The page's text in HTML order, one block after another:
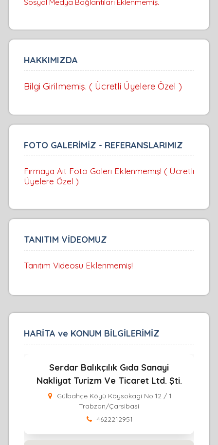
Sosyal Medya Bağlantıları Eklenmemiş.
HAKKIMIZDA
Bilgi Girilmemiş. ( Ücretli Üyelere Özel )
FOTO GALERİMİZ - REFERANSLARIMIZ
Firmaya Ait Foto Galeri Eklenmemiş! ( Ücretli
Üyelere Özel )
TANITIM VİDEOMUZ
Tanıtım Videosu Eklenmemiş!
HARİTA ve KONUM BİLGİLERİMİZ
Serdar Balıkçılık Gıda Sanayi
Nakliyat Turizm Ve Ticaret Ltd. Şti.
Gülbahçe Köyü Köysokagi No:12 / 1
Trabzon/Çarsibasi
4622212951